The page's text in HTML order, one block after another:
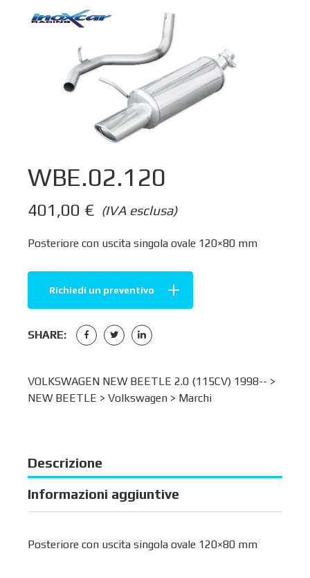
WBE.02.120
(IVA esclusa)
401,00 €
Posteriore con uscita singola ovale 120×80 mm
Richiedi un preventivo
SHARE:
VOLKSWAGEN NEW BEETLE 2.0 (115CV) 1998-- >
NEW BEETLE > Volkswagen > Marchi
Descrizione
Informazioni aggiuntive
Posteriore con uscita singola ovale 120×80 mm